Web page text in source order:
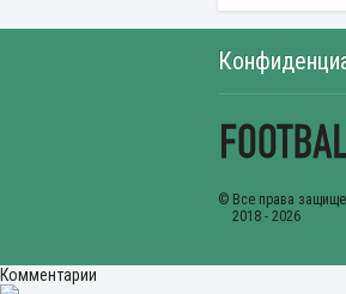
Комментарии